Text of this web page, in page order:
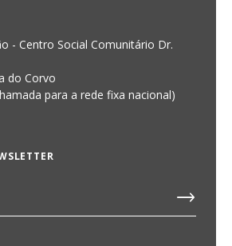
- Centro Social Comunitário Dr.
do Corvo
para a rede fixa nacional)